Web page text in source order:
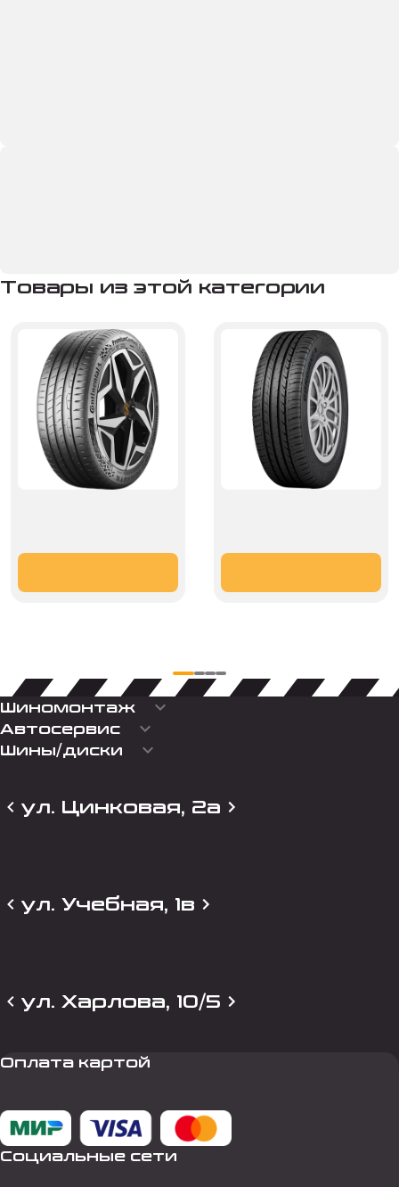
Товары из этой категории
Шиномонтаж keyboard_arrow_down
Автосервис keyboard_arrow_down
Шины/диски keyboard_arrow_down
ул. Цинковая, 2а
ул. Учебная, 1в
ул. Харлова, 10/5
Оплата картой
Социальные сети